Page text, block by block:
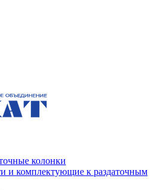
колонки
и комплектующие к раздаточным